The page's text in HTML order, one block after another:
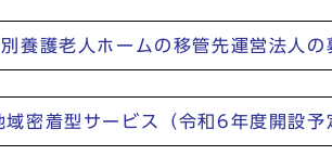
養護老人ホームの移管先運営法人の
域密着型サービス（令和6年度開設